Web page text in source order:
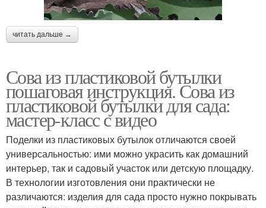
читать дальше →
Сова из пластиковой бутылки
пошаговая инструкция. Сова из
пластиковой бутылки для сада:
мастер-класс с видео
Поделки из пластиковых бутылок отличаются своей
универсальностью: ими можно украсить как домашний
интерьер, так и садовый участок или детскую площадку.
В технологии изготовления они практически не
различаются: изделия для сада просто нужно покрывать